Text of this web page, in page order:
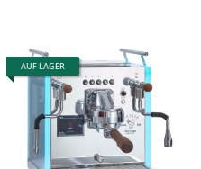
AUF LAGER